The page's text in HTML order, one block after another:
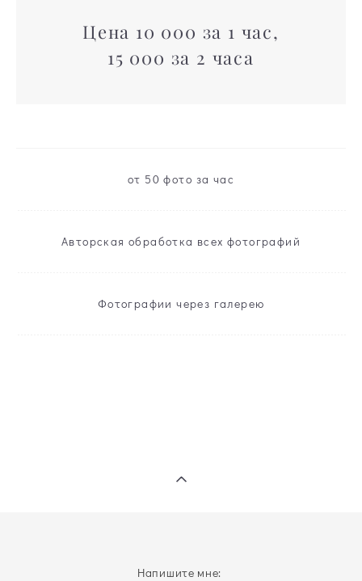
Цена 10 000 за 1 час,
15 000 за 2 часа
от 50 фото за час
Авторская обработка всех фотографий
Фотографии через галерею
Напишите мне: